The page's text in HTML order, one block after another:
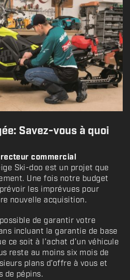
Savez-vous à quoi
commercial
Ski-doo est un projet que
Une fois notre budget
les imprévues pour
nouvelle acquisition.
de garantir votre
incluant la garantie de base
ce soit à l’achat d’un véhicule
reste au moins six mois de
plans d’offre à vous et
de pépins.